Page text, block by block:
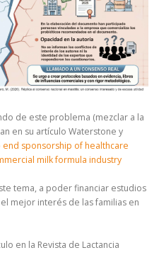
de este problema (mezclar a la
en su artículo Waterstone y
sponsorship of healthcare
milk formula industry
tema, a poder financiar estudios
mejor interés de las familias en
en la Revista de Lactancia